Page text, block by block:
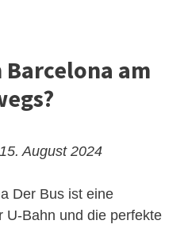
am
August 2024
Der Bus ist eine
U-Bahn und die perfekte